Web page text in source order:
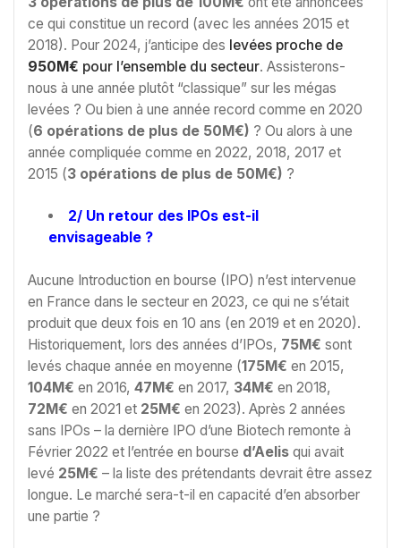
ce qui constitue un record (avec les années 2015 et
2018). Pour 2024, j’anticipe des levées proche de
950M€ pour l’ensemble du secteur. Assisterons-
nous à une année plutôt “classique” sur les mégas
levées ? Ou bien à une année record comme en 2020
(6 opérations de plus de 50M€) ? Ou alors à une
année compliquée comme en 2022, 2018, 2017 et
2015 (3 opérations de plus de 50M€) ?
2/ Un retour des IPOs est-il
envisageable ?
Aucune Introduction en bourse (IPO) n’est intervenue
en France dans le secteur en 2023, ce qui ne s’était
produit que deux fois en 10 ans (en 2019 et en 2020).
Historiquement, lors des années d’IPOs, 75M€ sont
levés chaque année en moyenne (175M€ en 2015,
104M€ en 2016, 47M€ en 2017, 34M€ en 2018,
72M€ en 2021 et 25M€ en 2023). Après 2 années
sans IPOs – la dernière IPO d’une Biotech remonte à
Février 2022 et l’entrée en bourse d’Aelis qui avait
levé 25M€ – la liste des prétendants devrait être assez
longue. Le marché sera-t-il en capacité d’en absorber
une partie ?